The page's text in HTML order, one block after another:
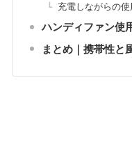
充電しながらの
ハンディファン使
まとめ｜携帯性と